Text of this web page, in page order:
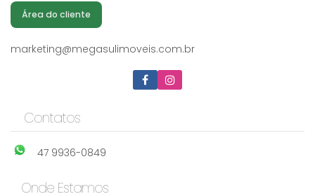
Área do cliente
marketing@megasulimoveis.com.br
Contatos
47 9936-0849
Onde Estamos